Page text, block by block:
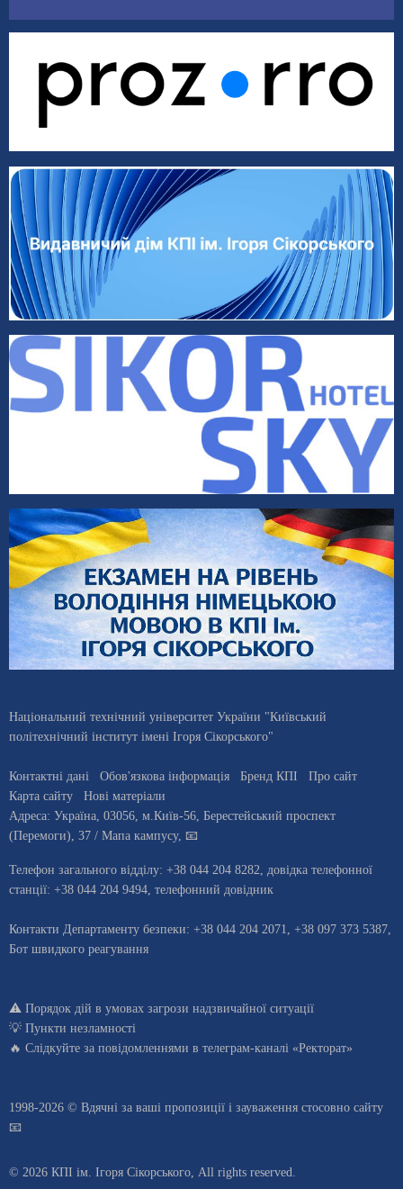
Національний технічний університет України "Київський
політехнічний інститут імені Ігоря Сікорського"
Контактні дані Обов'язкова інформація Бренд КПІ
Про сайт
Карта сайту
Нові матеріали
Адреса: Україна 03056 , м. Київ-56, Берестейський проспект
(Перемоги), 37 / Мапа кампусу, 📧
Телефон загального відділу: +38 044 204 8282, довiдка телефонної
станцiї: +38 044 204 9494, телефонний довідник
Контакти Департаменту безпеки: +38 044 204 2071, +38 097 373 5387,
Бот швидкого реагування
⚠️ Порядок дій в умовах загрози надзвичайної ситуації
💡 Пункти незламності
🔥 Слідкуйте за повідомленнями в телеграм-каналі «Ректорат»
1998-2026 © Вдячні за ваші пропозиції і зауваження стосовно сайту
📧
© 2026 КПІ ім. Ігоря Сікорського, All rights reserved.